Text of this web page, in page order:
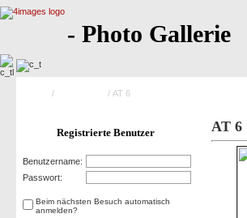
- Photo Gallerie
/ / AT 6
Registrierte Benutzer
Benutzername:
Passwort:
Beim nächsten Besuch automatisch
anmelden?
AT 6